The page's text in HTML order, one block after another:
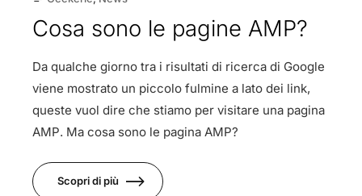
Cosa sono le pagine AMP?
Da qualche giorno tra i risultati di ricerca di Google
viene mostrato un piccolo fulmine a lato dei link,
queste vuol dire che stiamo per visitare una pagina
AMP. Ma cosa sono le pagina AMP?
Scopri di più